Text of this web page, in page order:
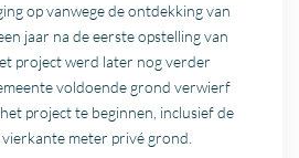
op vanwege de ontdekking van
jaar na de eerste opstelling van
project werd later nog verder
voldoende grond verwierf
project te beginnen, inclusief de
meter privé grond.